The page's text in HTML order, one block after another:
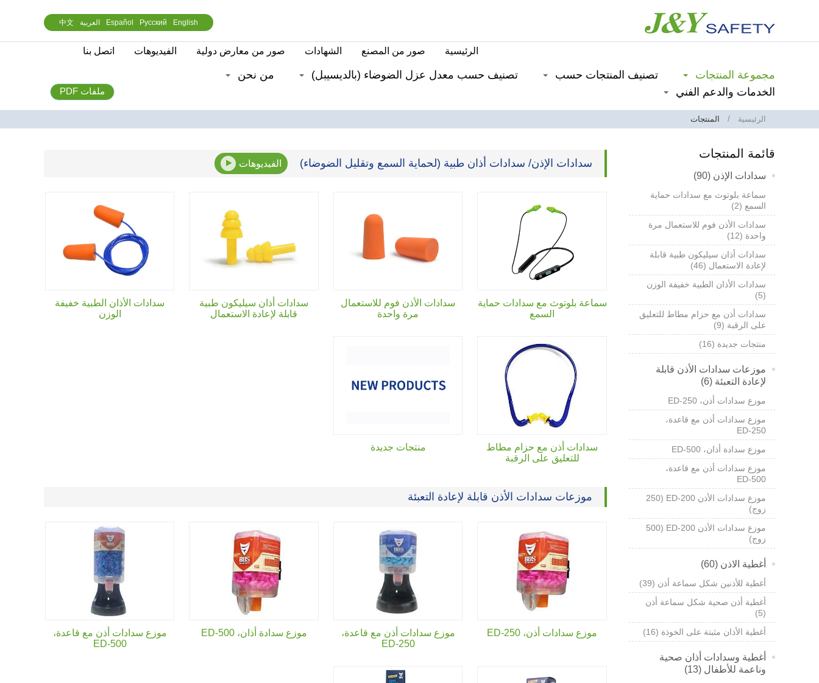
English
Русский
Español العربية 中文
الرئيسية صور من المصنع الشهادات صور من معارض دولية الفيديوهات اتصل بنا
مجموعة المنتجات تصنيف المنتجات حسب تصنيف حسب معدل عزل الضوضاء (بالديسيبل)
من نحن
الخدمات والدعم الفني
ملفات PDF
الرئيسية المنتجات
سدادات الإذن/ سدادات أذان طبية (لحماية السمع وتقليل الضوضاء) الفيديوهات
سماعة بلوتوث مع سدادات حماية
السمع
سدادات الأذن فوم للاستعمال
مرة واحدة
سدادات أذان سيليكون طبية
قابلة لإعادة الاستعمال
سدادات الأذان الطبية خفيفة
الوزن
سدادات أذن مع حزام مطاط
للتعليق على الرقبة
منتجات جديدة
موزعات سدادات الأذن قابلة لإعادة التعبئة
موزع سدادات أذن، ED-250
موزع سدادات أذن مع قاعدة،
ED-250
موزع سدادة أذان،ED-500
موزع سدادات أذن مع قاعدة،
ED-500
قائمة المنتجات
سدادات الإذن (90)
سماعة بلوتوث مع سدادات حماية
السمع (2)
سدادات الأذن فوم للاستعمال مرة
واحدة (12)
سدادات أذان سيليكون طبية قابلة
لإعادة الاستعمال (46)
سدادات الأذان الطبية خفيفة الوزن
(5)
سدادات أذن مع حزام مطاط للتعليق
على الرقبة (9)
منتجات جديدة (16)
موزعات سدادات الأذن قابلة
لإعادة التعبئة (6)
موزع سدادات أذن، ED-250
موزع سدادات أذن مع قاعدة،
ED-250
موزع سدادة أذان، ED-500
موزع سدادات أذن مع قاعدة،
ED-500
موزع سدادات الأذن ED-200 (250
زوج)
موزع سدادات الأذن ED-200 (500
زوج)
أغطية الاذن (60)
أغطية للأذنين شكل سماعة أذن (39)
أغطية أذن صحية شكل سماعة أذن
(5)
أغطية الأذان مثبتة على الخوذة (16)
أغطية وسدادات أذان صحية
وناعمة للأطفال (13)